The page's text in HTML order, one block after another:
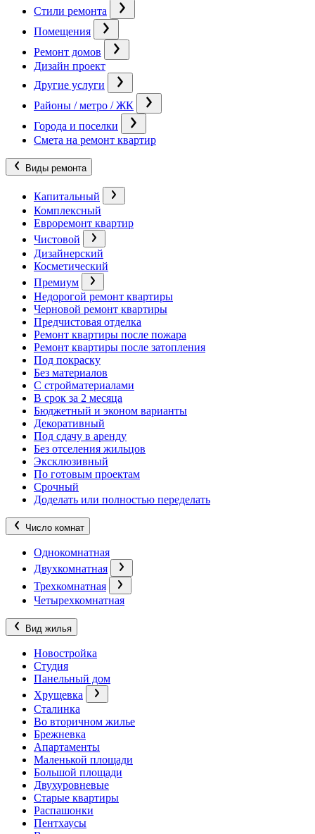
Стили ремонта
Помещения
Ремонт домов
Дизайн проект
Другие услуги
Районы / метро / ЖК
Города и поселки
Смета на ремонт квартир
Виды ремонта
Капитальный
Комплексный
Евроремонт квартир
Чистовой
Дизайнерский
Косметический
Премиум
Недорогой ремонт квартиры
Черновой ремонт квартиры
Предчистовая отделка
Ремонт квартиры после пожара
Ремонт квартиры после затопления
Под покраску
Без материалов
С стройматериалами
В срок за 2 месяца
Бюджетный и эконом варианты
Декоративный
Под сдачу в аренду
Без отселения жильцов
Эксклюзивный
По готовым проектам
Срочный
Доделать или полностью переделать
Число комнат
Однокомнатная
Двухкомнатная
Трехкомнатная
Четырехкомнатная
Вид жилья
Новостройка
Студия
Панельный дом
Хрущевка
Сталинка
Во вторичном жилье
Брежневка
Апартаменты
Маленькой площади
Большой площади
Двухуровневые
Старые квартиры
Распашонки
Пентхаусы